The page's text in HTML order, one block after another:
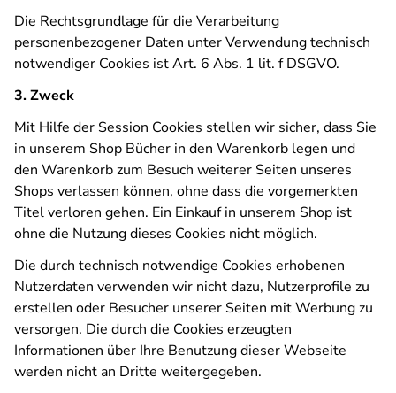
Die Rechtsgrundlage für die Verarbeitung
personenbezogener Daten unter Verwendung technisch
notwendiger Cookies ist Art. 6 Abs. 1 lit. f DSGVO.
3. Zweck
Mit Hilfe der Session Cookies stellen wir sicher, dass Sie
in unserem Shop Bücher in den Warenkorb legen und
den Warenkorb zum Besuch weiterer Seiten unseres
Shops verlassen können, ohne dass die vorgemerkten
Titel verloren gehen. Ein Einkauf in unserem Shop ist
ohne die Nutzung dieses Cookies nicht möglich.
Die durch technisch notwendige Cookies erhobenen
Nutzerdaten verwenden wir nicht dazu, Nutzerprofile zu
erstellen oder Besucher unserer Seiten mit Werbung zu
versorgen. Die durch die Cookies erzeugten
Informationen über Ihre Benutzung dieser Webseite
werden nicht an Dritte weitergegeben.